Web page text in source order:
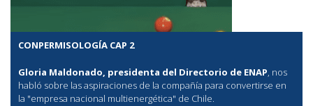
CONPERMISOLOGÍA CAP 2
Gloria Maldonado, presidenta del Directorio de ENAP , nos
habló sobre las aspiraciones de la compañía para convertirse en
la "empresa nacional multienergética" de Chile.